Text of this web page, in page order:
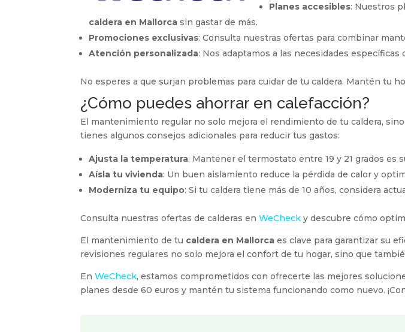
Planes accesibles: Nuestros
caldera en Mallorca sin gastar de más.
Promociones exclusivas: Consulta nuestras ofertas para combinar
Atención personalizada: Nos adaptamos a las necesidades
No esperes a que surjan problemas para cuidar de tu caldera. Mantén tu
¿Cómo puedes ahorrar en calefacción?
El mantenimiento regular no solo mejora el rendimiento de tu caldera,
tienes algunos consejos adicionales para reducir tus gastos:
Ajusta la temperatura: Mantener el termostato entre 19 y 21 grados es
Aísla tu vivienda: Un buen aislamiento reduce la pérdida de calor y
Moderniza tu equipo: Si tu caldera tiene más de 10 años, considera
Consulta nuestras ofertas de calderas enWeCheck y descubre cómo
El mantenimiento de tu caldera en Mallorca es clave para garantizar su
revisiones regulares no solo mejora el confort de tu hogar, sino que
EnWeCheck, estamos comprometidos con ofrecerte las mejores
planes desde 60 euros y mantén tu sistema funcionando como nuevo.